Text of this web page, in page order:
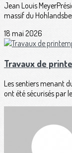
Jean Louis
massif du
18 mai 2026
Travaux de
Les sentiers menant
ont été sécurisés par